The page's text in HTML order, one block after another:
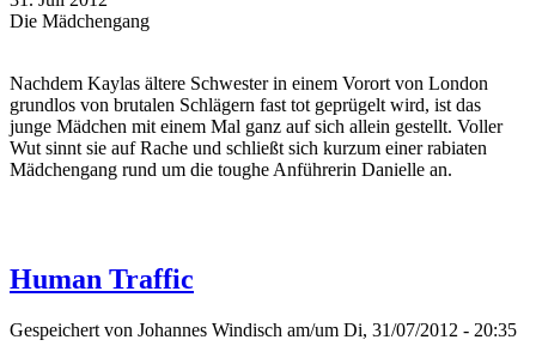
Die Mädchengang
Nachdem Kaylas ältere Schwester in einem Vorort von London
grundlos von brutalen Schlägern fast tot geprügelt wird, ist das
junge Mädchen mit einem Mal ganz auf sich allein gestellt. Voller
Wut sinnt sie auf Rache und schließt sich kurzum einer rabiaten
Mädchengang rund um die toughe Anführerin Danielle an.
Human Traffic
Gespeichert von Johannes Windisch am/um Di, 31/07/2012 - 20:35